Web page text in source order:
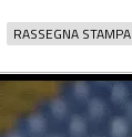
RASSEGNA STAMPA